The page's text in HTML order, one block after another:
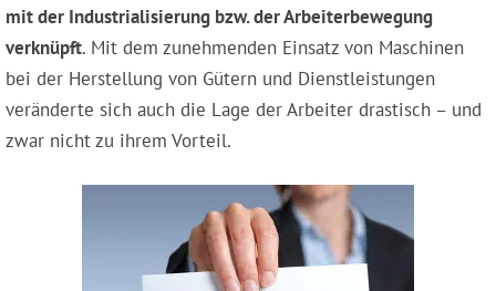
mit der Industrialisierung bzw. der Arbeiterbewegung
verknüpft. Mit dem zunehmenden Einsatz von Maschinen
bei der Herstellung von Gütern und Dienstleistungen
veränderte sich auch die Lage der Arbeiter drastisch – und
zwar nicht zu ihrem Vorteil.